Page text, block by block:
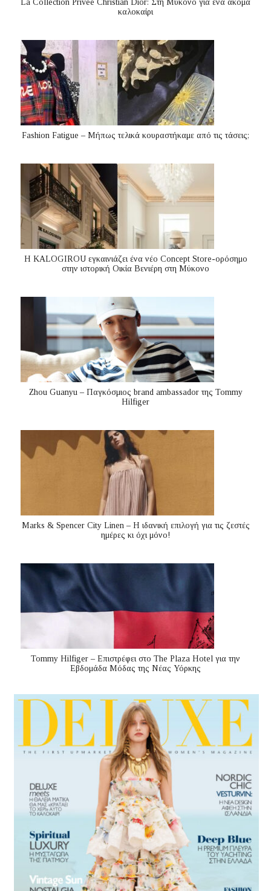
La Collection Privée Christian Dior: Στη Μύκονο για ένα ακόμα
καλοκαίρι
Fashion Fatigue – Μήπως τελικά κουραστήκαμε από τις τάσεις;
Η KALOGIROU εγκαινιάζει ένα νέο Concept Store-ορόσημο
στην ιστορική Οικία Βενιέρη στη Μύκονο
Zhou Guanyu – Παγκόσμιος brand ambassador της Tommy
Hilfiger
Marks & Spencer City Linen – Η ιδανική επιλογή για τις ζεστές
ημέρες κι όχι μόνο!
Tommy Hilfiger – Επιστρέφει στο The Plaza Hotel για την
Εβδομάδα Μόδας της Νέας Υόρκης